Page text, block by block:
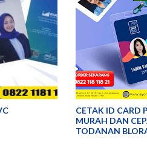
CETAK ID CARD
MURAH DAN
TODANAN